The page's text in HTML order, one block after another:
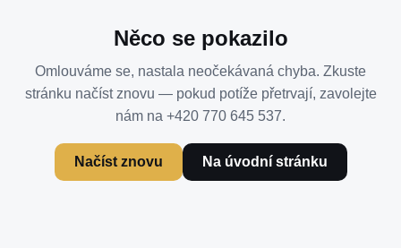
Něco se pokazilo
Omlouváme se, nastala neočekávaná chyba. Zkuste
stránku načíst znovu — pokud potíže přetrvají, zavolejte
nám na +420 770 645 537.
Načíst znovu Na úvodní stránku